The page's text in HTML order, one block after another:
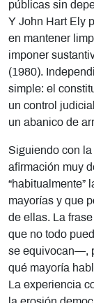
públicas sin
Y John Hart Ely
en mantener
imponer
(1980).
simple: el
un control
un abanico de
Siguiendo con
afirmación muy
“habitualmente”
mayorías y que
de ellas. La
que no todo
se equivocan—,
qué mayoría
La experiencia